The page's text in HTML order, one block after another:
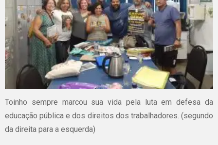
Toinho sempre marcou sua vida pela luta em defesa da
educação pública e dos direitos dos trabalhadores. (segundo
da direita para a esquerda)